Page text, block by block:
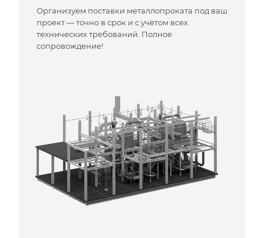
Организуем поставки металлопроката под ваш
проект — точно в срок и с учётом всех
технических требований. Полное
сопровождение!